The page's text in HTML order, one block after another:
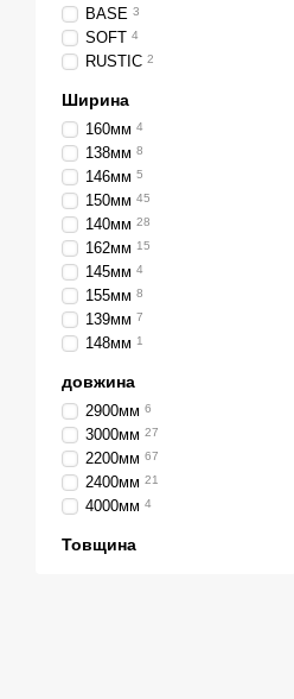
BASE 3
SOFT 4
RUSTIC 2
Ширина
160мм 4
138мм 8
146мм 5
150мм 45
140мм 28
162мм 15
145мм 4
155мм 8
139мм 7
148мм 1
довжина
2900мм 6
3000мм 27
2200мм 67
2400мм 21
4000мм 4
Товщина